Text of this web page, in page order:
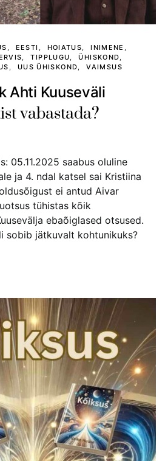
EESTI HOIATUS
INIMENE
TIPPLUGU
ÜHISKOND
UUS ÜHISKOND VAIMSUS
Ahti Kuuseväli
vabastada?
05.11.2025 saabus oluline
ja 4. ndal katsel sai Kristiina
ei antud Aivar
tühistas kõik
ebaõiglased otsused.
sobib jätkuvalt kohtunikuks?